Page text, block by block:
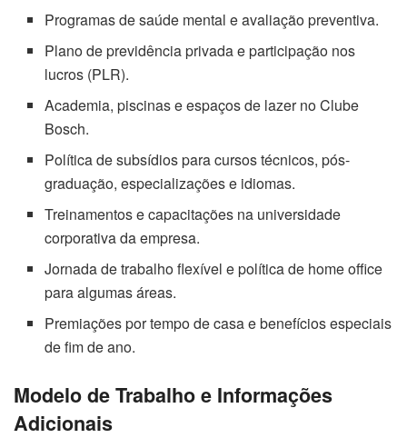
Programas de saúde mental e avaliação preventiva.
Plano de previdência privada e participação nos
lucros (PLR).
Academia, piscinas e espaços de lazer no Clube
Bosch.
Política de subsídios para cursos técnicos, pós-
graduação, especializações e idiomas.
Treinamentos e capacitações na universidade
corporativa da empresa.
Jornada de trabalho flexível e política de home office
para algumas áreas.
Premiações por tempo de casa e benefícios especiais
de fim de ano.
Modelo de Trabalho e Informações
Adicionais